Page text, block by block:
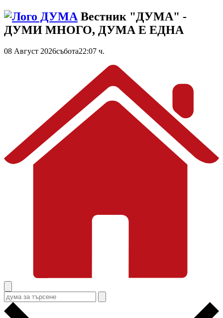
Вестник "ДУМА" -
ДУМИ МНОГО, ДУМА Е ЕДНА
08 Август 2026събота22:07 ч.